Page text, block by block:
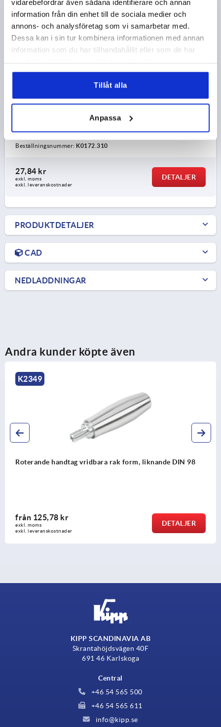
vidarebefordrar även sådana identifierare och annan
information från din enhet till de sociala medier och
annons- och analysföretag som vi samarbetar med.
Dessa kan i sin tur kombinera informationen med annan
information som du har tillhandahållit eller som de har
Tillåt alla
Anpassa
FORM:F, DUROPLAST HÖGGLANSPOLERAT SVART
GÄNGLÄNGD=20
HANDTAGSLÄNGD=71
FORM=F
YTTERDIAMETER=29 D4=21 H2=42
Beställningsnummer: K0172.310
27,84 kr
exkl. moms
exkl. leveranskostnader
DETALJER
PRODUKTDETALJER
CAD
NEDLADDNINGAR
Andra kunder köpte även
liknande DIN 98
DETALJER
Roterande handtag fasta rak
51,74 kr
exkl. leveranskostnader
KIPP SCANDINAVIA AB
Skrantahöjdsvägen 40F
691 46 Karlskoga
Central
+46 54 565 500
+46 54 565 611
info@kipp.se